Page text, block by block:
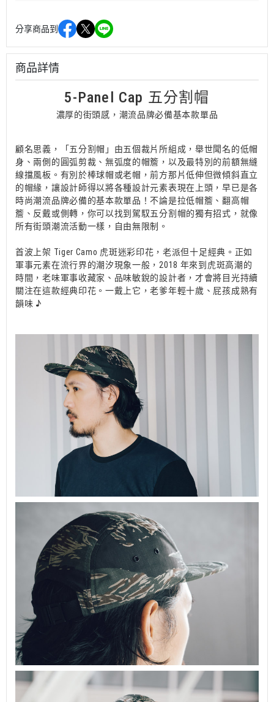
分享商品到
商品詳情
5-Panel Cap 五分割帽
濃厚的街頭感，潮流品牌必備基本款單品
顧名思義，「五分割帽」由五個裁片所組成，舉世聞名的低帽
身、兩側的圓弧剪裁、無弧度的帽簷，以及最特別的前額無縫
線擋風板。有別於棒球帽或老帽，前方那片低伸但微傾斜直立
的帽緣，讓設計師得以將各種設計元素表現在上頭，早已是各
時尚潮流品牌必備的基本款單品！不論是拉低帽簷、翻高帽
簷、反戴或側轉，你可以找到駕馭五分割帽的獨有招式，就像
所有街頭潮流活動一樣，自由無限制。
首波上架 Tiger Camo 虎斑迷彩印花，老派但十足經典。正如
軍事元素在流行界的潮汐現象一般，2018 年來到虎斑高潮的
時間，老味軍事收藏家、品味敏銳的設計者，才會將目光持續
關注在這款經典印花。一戴上它，老爹年輕十歲、屁孩成熟有
韻味 ♪